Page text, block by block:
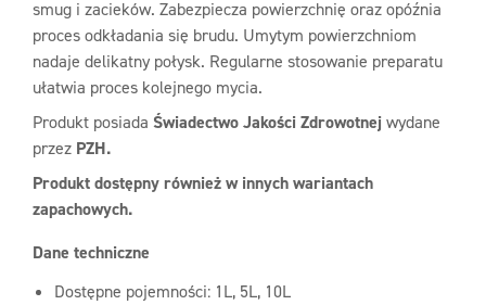
smug i zacieków. Zabezpiecza powierzchnię oraz opóźnia
proces odkładania się brudu. Umytym powierzchniom
nadaje delikatny połysk. Regularne stosowanie preparatu
ułatwia proces kolejnego mycia.
Produkt posiada Świadectwo Jakości Zdrowotnejwydane
przez PZH.
Produkt dostępny również w innych wariantach
zapachowych.
Dane techniczne
Dostępne pojemności: 1L, 5L, 10L